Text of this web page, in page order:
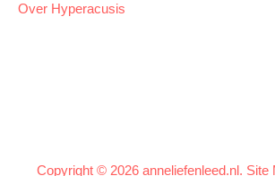
Over Hyperacusis
Copyright © 2026 anneliefenleed.nl. Site